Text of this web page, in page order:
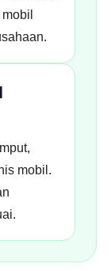
mobil.